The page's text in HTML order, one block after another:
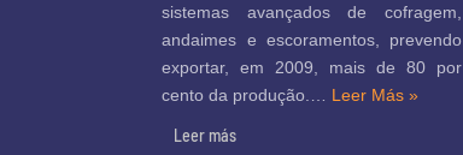
sistemas avançados de cofragem,
andaimes e escoramentos, prevendo
exportar, em 2009, mais de 80 por
cento da produção.… Leer Más »
Leer más